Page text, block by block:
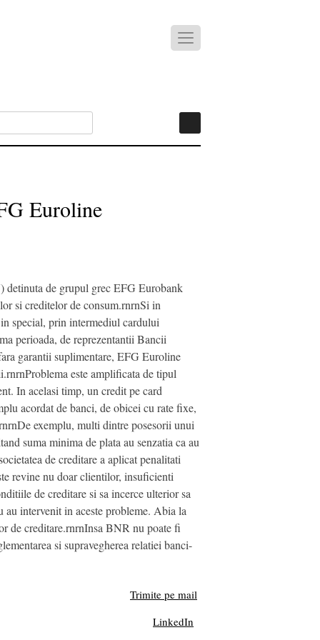
Euroline
detinuta de grupul grec EFG Eurobank
si creditelor de consum.rnrnSi in
special, prin intermediul cardului
perioada, de reprezentantii Bancii
garantii suplimentare, EFG Euroline
este amplificata de tipul
In acelasi timp, un credit pe card
acordat de banci, de obicei cu rate fixe,
exemplu, multi dintre posesorii unui
suma minima de plata au senzatia ca au
de creditare a aplicat penalitati
revine nu doar clientilor, insuficienti
de creditare si sa incerce ulterior sa
intervenit in aceste probleme. Abia la
de creditare.rnrnInsa BNR nu poate fi
si supravegherea relatiei banci-
Trimite pe mail
LinkedIn